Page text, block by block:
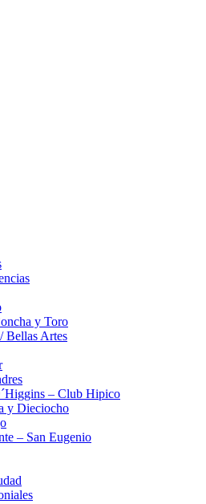
y Toro
Bellas Artes
– Club Hipico
y Dieciocho
– San Eugenio